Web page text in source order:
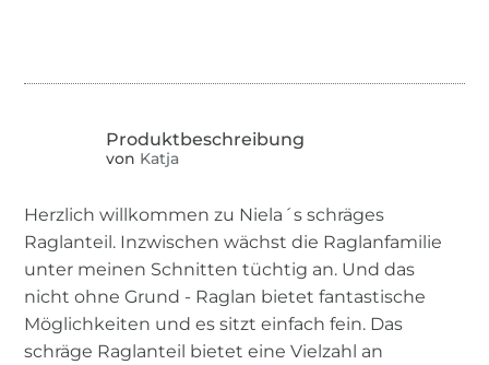
von Katja
Herzlich willkommen zu Niela´s schräges
Raglanteil. Inzwischen wächst die Raglanfamilie
unter meinen Schnitten tüchtig an. Und das
nicht ohne Grund - Raglan bietet fantastische
Möglichkeiten und es sitzt einfach fein. Das
schräge Raglanteil bietet eine Vielzahl an